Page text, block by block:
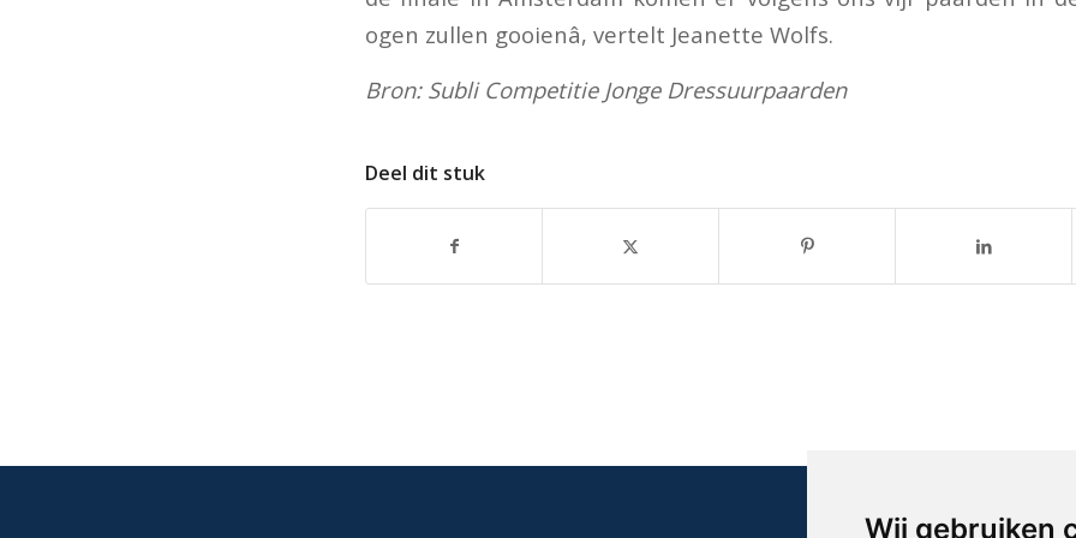
Wij gebruiken
ogen zullen gooienâ, vertelt Jeanette Wolfs.
Bron: Subli Competitie Jonge Dressuurpaarden
Deel dit stuk